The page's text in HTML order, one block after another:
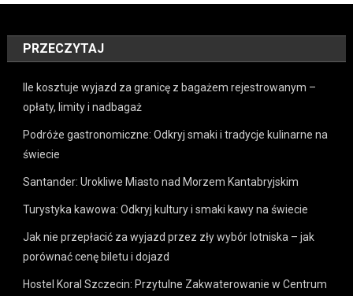
PRZECZYTAJ
Ile kosztuje wyjazd za granicę z bagażem rejestrowanym –
opłaty, limity i nadbagaż
Podróże gastronomiczne: Odkryj smaki i tradycje kulinarne na
świecie
Santander: Urokliwe Miasto nad Morzem Kantabryjskim
Turystyka kawowa: Odkryj kultury i smaki kawy na świecie
Jak nie przepłacić za wyjazd przez zły wybór lotniska – jak
porównać cenę biletu i dojazd
Hostel Koral Szczecin: Przytulne Zakwaterowanie w Centrum